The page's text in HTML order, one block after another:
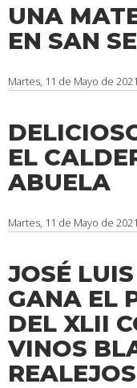
UNA
EN SAN
Martes, 11 de Mayo de 2021
EL
ABUELA
Martes, 11 de Mayo de 2021
JOSÉ
GANA EL
DEL XLII
VINOS
REALEJOS